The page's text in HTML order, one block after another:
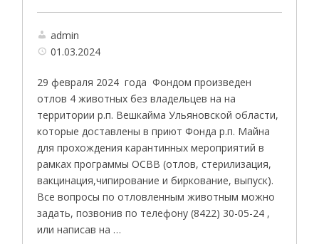
admin
01.03.2024
29 февраля 2024 года Фондом произведен
отлов 4 животных без владельцев на на
территории р.п. Вешкайма Ульяновской области,
которые доставлены в приют Фонда р.п. Майна
для прохождения карантинных мероприятий в
рамках программы ОСВВ (отлов, стерилизация,
вакцинация,чипирование и биркование, выпуск).
Все вопросы по отловленным животным можно
задать, позвонив по телефону (8422) 30-05-24 ,
или написав на …